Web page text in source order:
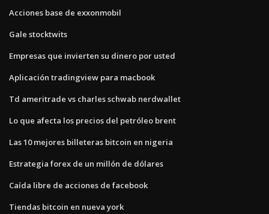
Acciones base de exxonmobil
Gale stocktwits
Empresas que invierten su dinero por usted
Aplicación tradingview para macbook
Td ameritrade vs charles schwab nerdwallet
Lo que afecta los precios del petróleo brent
Las 10 mejores billeteras bitcoin en nigeria
Estrategia forex de un millón de dólares
Caída libre de acciones de facebook
Tiendas bitcoin en nueva york